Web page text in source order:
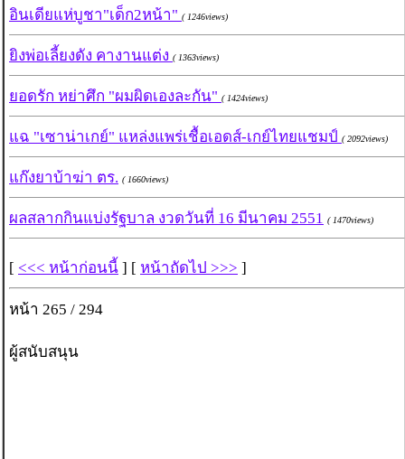
อินเดียแห่บูชา"เด็ก2หน้า" ( 1246views)
ยิงพ่อเลี้ยงดัง คางานแต่ง ( 1363views)
ยอดรัก หย่าศึก "ผมผิดเองละกัน" ( 1424views)
แฉ "เซาน่าเกย์" แหล่งแพร่เชื้อเอดส์-เกย์ไทยแชมป์ ( 2092views)
แก๊งยาบ้าฆ่า ตร. ( 1660views)
ผลสลากกินแบ่งรัฐบาล งวดวันที่ 16 มีนาคม 2551 ( 1470views)
[ <<< หน้าก่อนนี้ ] [ หน้าถัดไป >>> ]
หน้า 265 / 294
ผู้สนับสนุน